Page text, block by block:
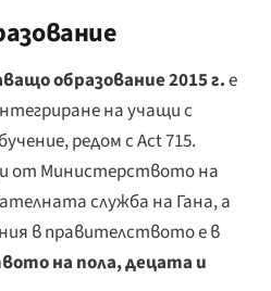
образование 2015 г.е
на учащи с
редом с Act 715.
от Министерството на
служба на Гана, а
в правителството е в
на пола, децата и